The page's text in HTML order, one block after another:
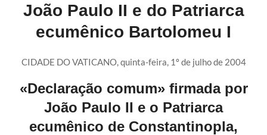
João Paulo II e do Patriarca
ecumênico Bartolomeu I
CIDADE DO VATICANO, quinta-feira, 1º de julho de 2004
«Declaração comum» firmada por
João Paulo II e o Patriarca
ecumênico de Constantinopla,